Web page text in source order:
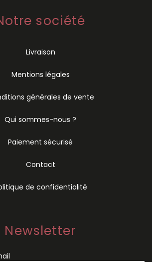
société
Livraison
Mentions légales
générales de vente
Qui sommes-nous ?
Paiement sécurisé
Contact
de confidentialité
Newsletter